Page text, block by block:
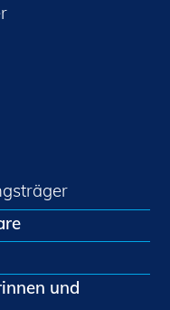
und